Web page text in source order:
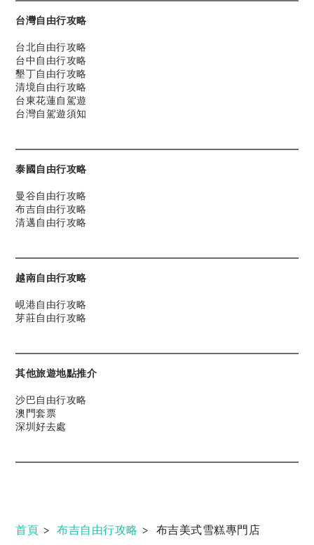
台灣自由行攻略
台北自由行攻略
台中自由行攻略
墾丁自由行攻略
清境自由行攻略
台東花蓮自駕遊
台灣自駕遊須知
泰國自由行攻略
曼谷自由行攻略
布吉自由行攻略
清邁自由行攻略
越南自由行攻略
峴港自由行攻略
芽莊自由行攻略
其他旅遊地點推介
沙巴自由行攻略
澳門套票
深圳好去處
首頁 > 布吉自由行攻略 > 布吉美式雪糕專門店